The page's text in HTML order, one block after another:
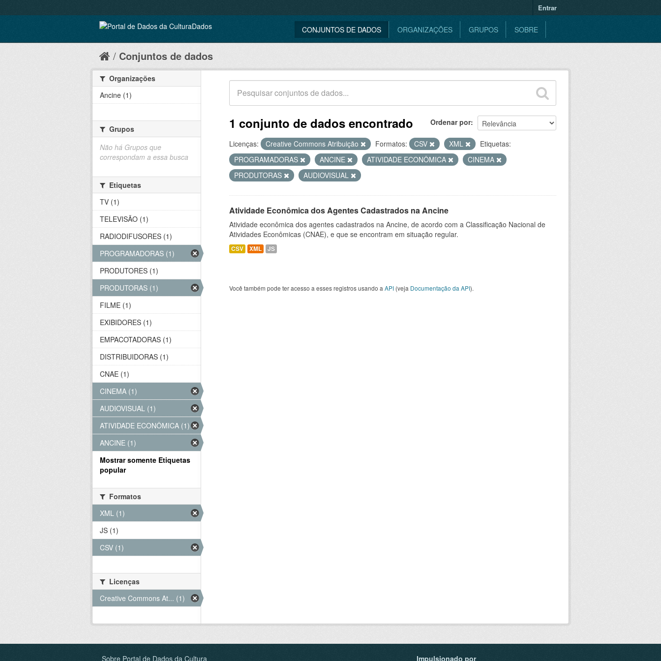
Entrar
CONJUNTOS DE DADOS ORGANIZAÇÕES GRUPOS SOBRE
Conjuntos de dados
Ordenar por
1 conjunto de dados encontrado
Licenças: Creative Commons Atribuição Formatos: CSV XML
Etiquetas:
PROGRAMADORAS
ANCINE ATIVIDADE ECONÔMICA
CINEMA
PRODUTORAS
AUDIOVISUAL
Atividade Econômica dos Agentes Cadastrados na Ancine
Atividade econômica dos agentes cadastrados na Ancine, de acordo com a Classificação Nacional de
Atividades Econômicas (CNAE), e que se encontram em situação regular.
CSV XML JS
Você também pode ter acesso a esses registros usando a API (veja Documentação da API).
Organizações
Ancine (1)
Grupos
Não há Grupos que
correspondam a essa busca
Etiquetas
TV (1)
TELEVISÃO (1)
RADIODIFUSORES (1)
PROGRAMADORAS (1)
PRODUTORES (1)
PRODUTORAS (1)
FILME (1)
EXIBIDORES (1)
EMPACOTADORAS (1)
DISTRIBUIDORAS (1)
CNAE (1)
CINEMA (1)
AUDIOVISUAL (1)
ATIVIDADE ECONÔMICA (1)
ANCINE (1)
Mostrar somente Etiquetas
popular
Formatos
XML (1)
JS (1)
CSV (1)
Licenças
Creative Commons At... (1)
Sobre Portal de Dados da Cultura Impulsionado por